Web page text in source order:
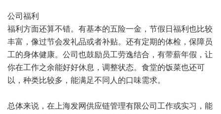
公司福利
福利方面还算不错。有基本的五险一金，节假日福利也比较
丰富，像过节会发礼品或者补贴。还有定期的体检，保障员
工的身体健康。公司也鼓励员工劳逸结合，有带薪年假，让
你在工作之余能好好休息，调整状态。食堂的饭菜也还可
以，种类比较多，能满足不同人的口味需求。
总体来说，在上海发网供应链管理有限公司工作或实习，能